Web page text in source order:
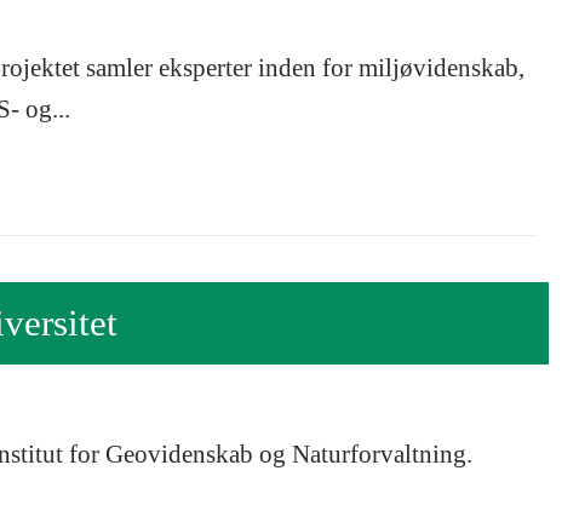
samler eksperter inden for miljøvidenskab,
og...
for Geovidenskab og Naturforvaltning.